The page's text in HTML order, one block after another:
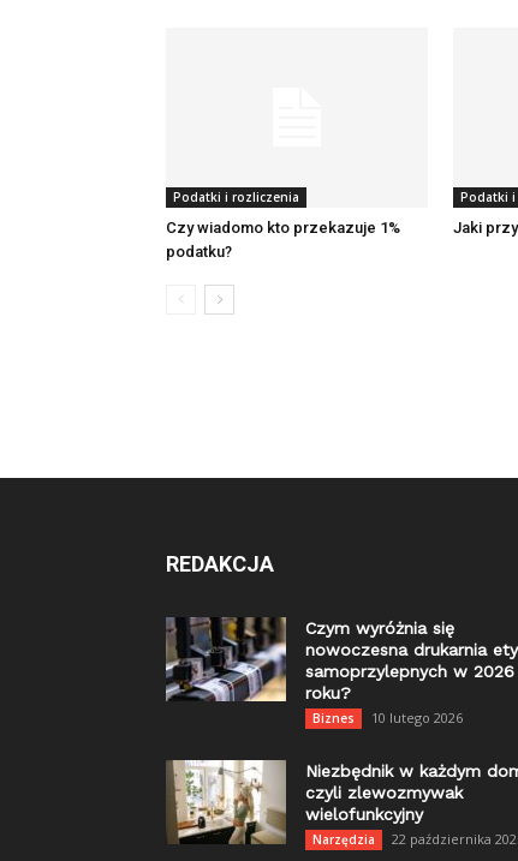
Podatki i rozliczenia
Czy wiadomo kto przekazuje 1%
podatku?
Podatki
Jaki
REDAKCJA
Czym wyróżnia się
nowoczesna drukarnia
samoprzylepnych w 2026
roku?
Biznes 10 lutego 2026
Niezbędnik w każdym
czyli zlewozmywak
wielofunkcyjny
Narzędzia 22 października